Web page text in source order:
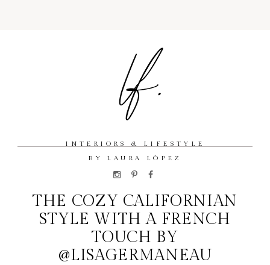
INTERIORS & LIFESTYLE
BY LAURA LÓPEZ
THE COZY CALIFORNIAN
STYLE WITH A FRENCH
TOUCH BY
@LISAGERMANEAU